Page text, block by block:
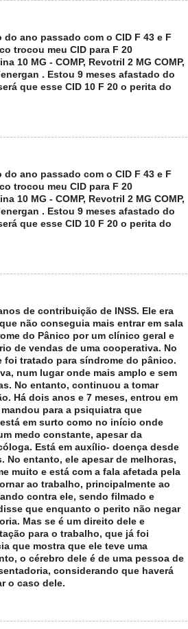
ano passado com o CID F 43 e F
trocou meu CID para F 20
10 MG - COMP, Revotril 2 MG COMP,
. Estou 9 meses afastado do
que esse CID 10 F 20 o perita do
ano passado com o CID F 43 e F
trocou meu CID para F 20
10 MG - COMP, Revotril 2 MG COMP,
. Estou 9 meses afastado do
que esse CID 10 F 20 o perita do
de contribuição de INSS. Ele era
não conseguia mais entrar em sala
do Pânico por um clínico geral e
de vendas de uma cooperativa. No
foi tratado para síndrome do pânico.
num lugar onde mais amplo e sem
No entanto, continuou a tomar
Há dois anos e 7 meses, entrou em
para a psiquiatra que
em surto como no início onde
medo constante, apesar da
Está em auxílio- doença desde
No entanto, ele apesar de melhoras,
muito e está com a fala afetada pela
ao trabalho, principalmente ao
contra ele, sendo filmado e
que enquanto o perito não negar
Mas se é um direito dele e
para o trabalho, que já foi
que mostra que ele teve uma
o cérebro dele é de uma pessoa de
considerando que haverá
o caso dele.